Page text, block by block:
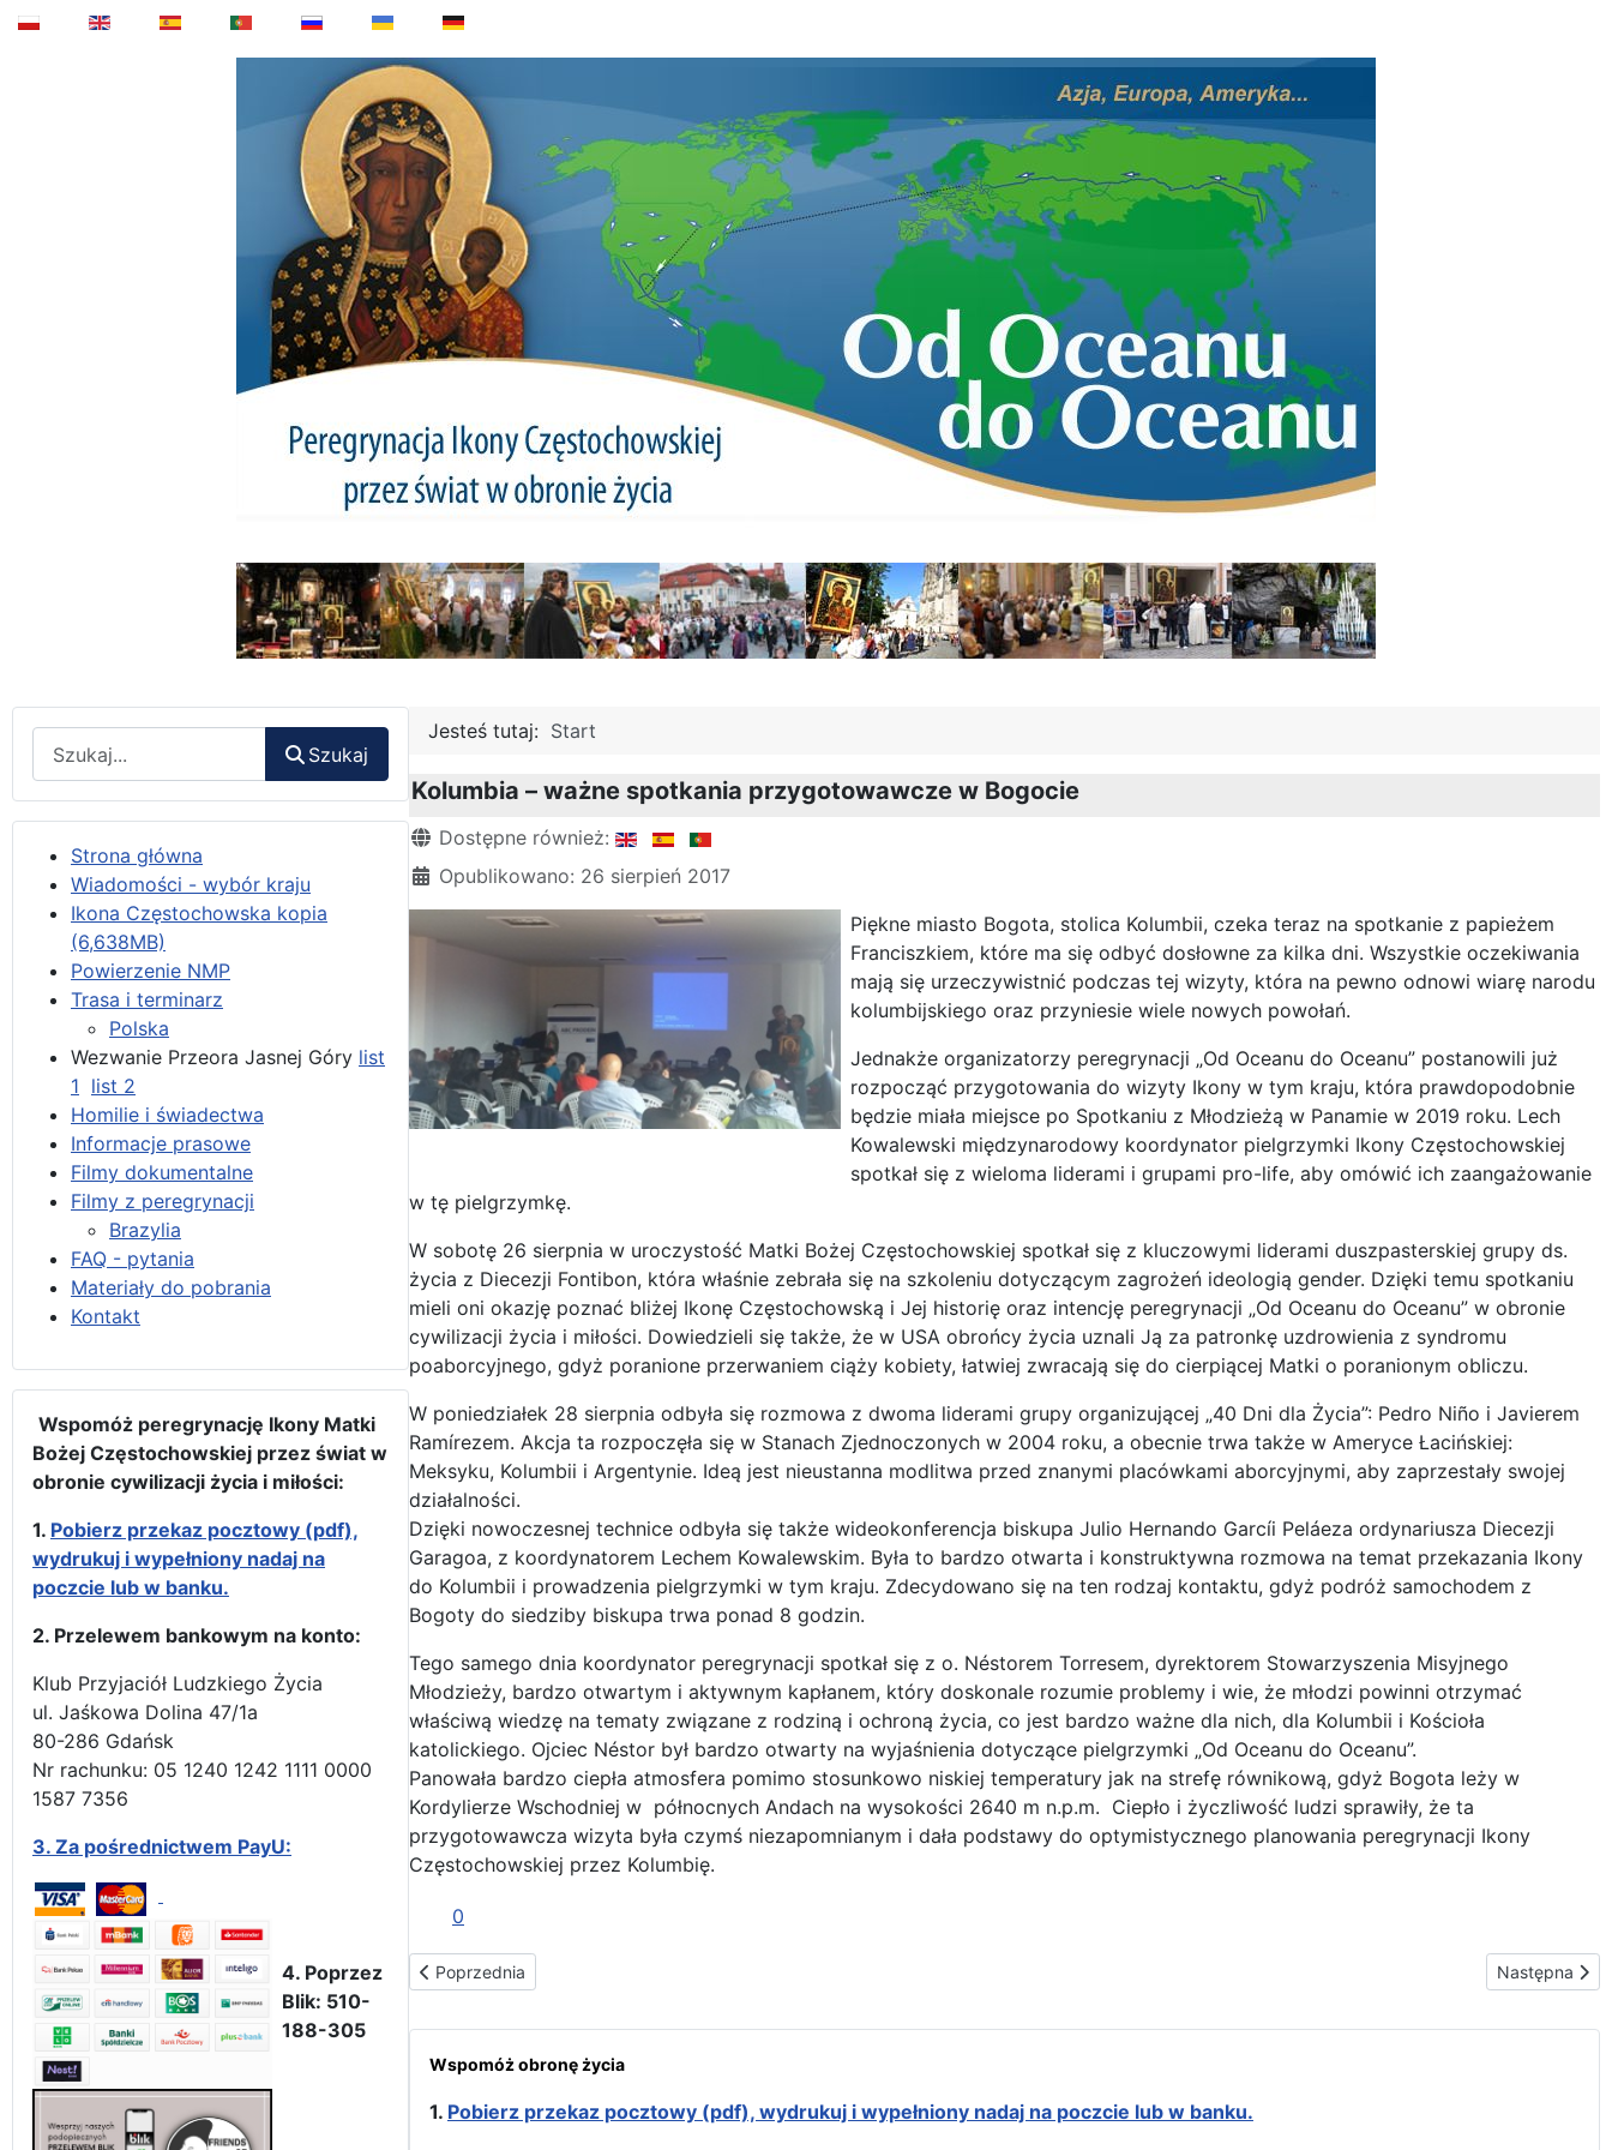
Szukaj
Strona główna
Wiadomości - wybór kraju
Ikona Częstochowska kopia
(6,638MB)
Powierzenie NMP
Trasa i terminarz
Polska
Wezwanie Przeora Jasnej Góry list
1 list 2
Homilie i świadectwa
Informacje prasowe
Filmy dokumentalne
Filmy z peregrynacji
Brazylia
FAQ - pytania
Materiały do pobrania
Kontakt
Wspomóż peregrynację Ikony Matki
Bożej Częstochowskiej przez świat w
obronie cywilizacji życia i miłości:
1. Pobierz przekaz pocztowy (pdf),
wydrukuj i wypełniony nadaj na
poczcie lub w banku.
2. Przelewem bankowym na konto:
Klub Przyjaciół Ludzkiego Życia
ul. Jaśkowa Dolina 47/1a
80-286 Gdańsk
Nr rachunku: 05 1240 1242 1111 0000
1587 7356
3. Za pośrednictwem PayU:
4. Poprzez
Blik: 510-
188-305
Jesteś tutaj: Start
Kolumbia – ważne spotkania przygotowawcze w Bogocie
Szczegóły
Dostępne również:
Opublikowano: 26 sierpień 2017
Piękne miasto Bogota, stolica Kolumbii, czeka teraz na spotkanie z papieżem
Franciszkiem, które ma się odbyć dosłowne za kilka dni. Wszystkie oczekiwania
mają się urzeczywistnić podczas tej wizyty, która na pewno odnowi wiarę narodu
kolumbijskiego oraz przyniesie wiele nowych powołań.
Jednakże organizatorzy peregrynacji „Od Oceanu do Oceanu” postanowili już
rozpocząć przygotowania do wizyty Ikony w tym kraju, która prawdopodobnie
będzie miała miejsce po Spotkaniu z Młodzieżą w Panamie w 2019 roku. Lech
Kowalewski międzynarodowy koordynator pielgrzymki Ikony Częstochowskiej
spotkał się z wieloma liderami i grupami pro-life, aby omówić ich zaangażowanie
w tę pielgrzymkę.
W sobotę 26 sierpnia w uroczystość Matki Bożej Częstochowskiej spotkał się z kluczowymi liderami duszpasterskiej grupy ds.
życia z Diecezji Fontibon, która właśnie zebrała się na szkoleniu dotyczącym zagrożeń ideologią gender. Dzięki temu spotkaniu
mieli oni okazję poznać bliżej Ikonę Częstochowską i Jej historię oraz intencję peregrynacji „Od Oceanu do Oceanu” w obronie
cywilizacji życia i miłości. Dowiedzieli się także, że w USA obrońcy życia uznali Ją za patronkę uzdrowienia z syndromu
poaborcyjnego, gdyż poranione przerwaniem ciąży kobiety, łatwiej zwracają się do cierpiącej Matki o poranionym obliczu.
W poniedziałek 28 sierpnia odbyła się rozmowa z dwoma liderami grupy organizującej „40 Dni dla Życia”: Pedro Niño i Javierem
Ramírezem. Akcja ta rozpoczęła się w Stanach Zjednoczonych w 2004 roku, a obecnie trwa także w Ameryce Łacińskiej:
Meksyku, Kolumbii i Argentynie. Ideą jest nieustanna modlitwa przed znanymi placówkami aborcyjnymi, aby zaprzestały swojej
działalności.
Dzięki nowoczesnej technice odbyła się także wideokonferencja biskupa Julio Hernando Garcíi Peláeza ordynariusza Diecezji
Garagoa, z koordynatorem Lechem Kowalewskim. Była to bardzo otwarta i konstruktywna rozmowa na temat przekazania Ikony
do Kolumbii i prowadzenia pielgrzymki w tym kraju. Zdecydowano się na ten rodzaj kontaktu, gdyż podróż samochodem z
Bogoty do siedziby biskupa trwa ponad 8 godzin.
Tego samego dnia koordynator peregrynacji spotkał się z o. Néstorem Torresem, dyrektorem Stowarzyszenia Misyjnego
Młodzieży, bardzo otwartym i aktywnym kapłanem, który doskonale rozumie problemy i wie, że młodzi powinni otrzymać
właściwą wiedzę na tematy związane z rodziną i ochroną życia, co jest bardzo ważne dla nich, dla Kolumbii i Kościoła
katolickiego. Ojciec Néstor był bardzo otwarty na wyjaśnienia dotyczące pielgrzymki „Od Oceanu do Oceanu”.
Panowała bardzo ciepła atmosfera pomimo stosunkowo niskiej temperatury jak na strefę równikową, gdyż Bogota leży w
Kordylierze Wschodniej w północnych Andach na wysokości 2640 m n.p.m. Ciepło i życzliwość ludzi sprawiły, że ta
przygotowawcza wizyta była czymś niezapomnianym i dała podstawy do optymistycznego planowania peregrynacji Ikony
Częstochowskiej przez Kolumbię.
0
Poprzednia strona: Uroczystość Męczeństwa św. Jana Chrzciciela w Bogocie
Poprzednia Następna
Następna
Wspomóż obronę życia
1. Pobierz przekaz pocztowy (pdf), wydrukuj i wypełniony nadaj na poczcie lub w banku.